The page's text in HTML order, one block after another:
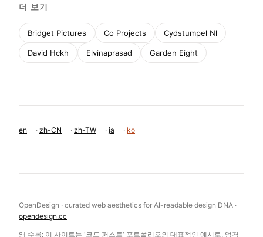
더 보기
Bridget Pictures Co Projects Cydstumpel Nl
David Hckh Elvinaprasad Garden Eight
en · zh-CN · zh-TW · ja · ko
OpenDesign · curated web aesthetics for AI-readable design DNA ·
opendesign.cc
왜 수록: 이 사이트는 '코드 퍼스트' 포트폴리오의 대표적인 예시로, 엄격